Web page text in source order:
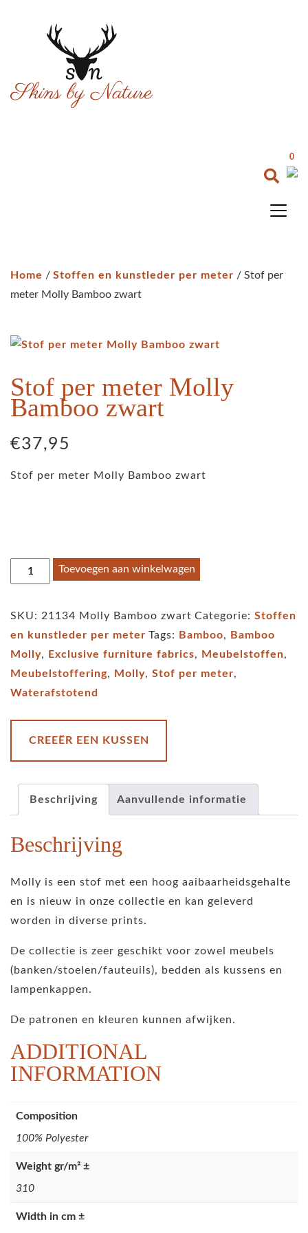
0
Home / Stoffen en kunstleder per meter / Stof per
meter Molly Bamboo zwart
Stof per meter Molly
Bamboo zwart
€37,95
Stof per meter Molly Bamboo zwart
Stof
per
zwart
Toevoegen aan winkelwagen
SKU: 21134 Molly Bamboo zwart Categorie: Stoffen
en kunstleder per meter Tags: Bamboo,
Bamboo
Molly, Exclusive furniture fabrics, Meubelstoffen,
Meubelstoffering, Molly, Stof per meter,
Waterafstotend
CREEËR EEN KUSSEN
Beschrijving Aanvullende informatie
Beschrijving
Molly is een stof met een hoog aaibaarheidsgehalte
en is nieuw in onze collectie en kan geleverd
worden in diverse prints.
De collectie is zeer geschikt voor zowel meubels
(banken/stoelen/fauteuils), bedden als kussens en
lampenkappen.
De patronen en kleuren kunnen afwijken.
ADDITIONAL
INFORMATION
Composition
100% Polyester
Weight gr/m² ±
310
Width in cm ±